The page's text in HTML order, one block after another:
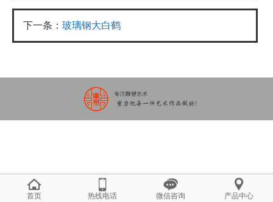
下一条： 玻璃钢大白鹤
首页 热线电话 微信咨询 产品中心